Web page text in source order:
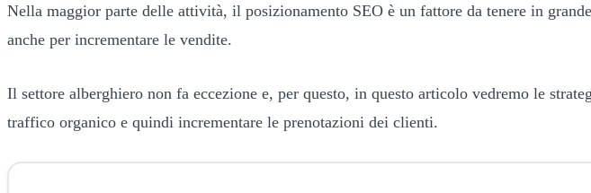
Nella maggior parte delle attività, il posizionamento SEO è un fattore da tenere in
anche per incrementare le vendite.
Il settore alberghiero non fa eccezione e, per questo, in questo articolo vedremo le
traffico organico e quindi incrementare le prenotazioni dei clienti.